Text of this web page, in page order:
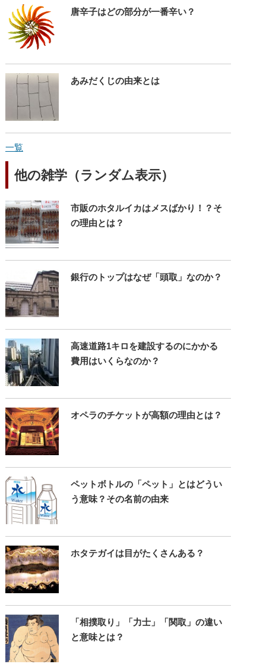
唐辛子はどの部分が一番辛い？
あみだくじの由来とは
一覧
他の雑学（ランダム表示）
市販のホタルイカはメスばかり！？そ
の理由とは？
銀行のトップはなぜ「頭取」なのか？
高速道路1キロを建設するのにかかる
費用はいくらなのか？
オペラのチケットが高額の理由とは？
ペットボトルの「ペット」とはどうい
う意味？その名前の由来
ホタテガイは目がたくさんある？
「相撲取り」「力士」「関取」の違い
と意味とは？